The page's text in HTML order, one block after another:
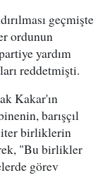
geçmişte
ordunun
yardım
reddetmişti.
Kakar'ın
barışçıl
birliklerin
"Bu birlikler
görev